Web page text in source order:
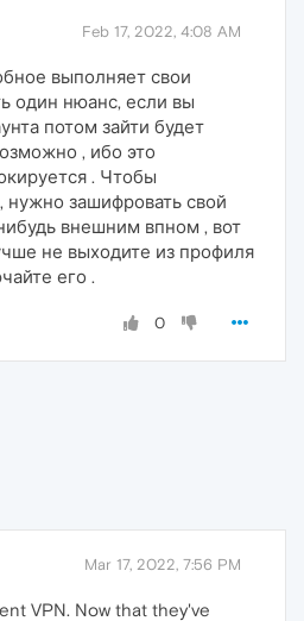
Feb 17, 2022, 4:08 AM
выполняет свои
один нюанс, если вы
потом зайти будет
, ибо это
. Чтобы
нужно зашифровать свой
внешним впном , вот
не выходите из профиля
его .
0
Mar 17, 2022, 7:56 PM
VPN. Now that they've